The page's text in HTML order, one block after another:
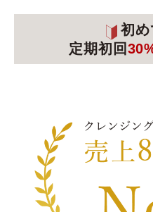
初
定期初回